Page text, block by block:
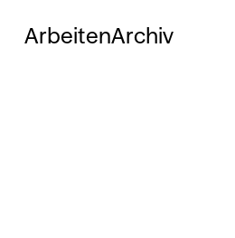
ArbeitenArchiv